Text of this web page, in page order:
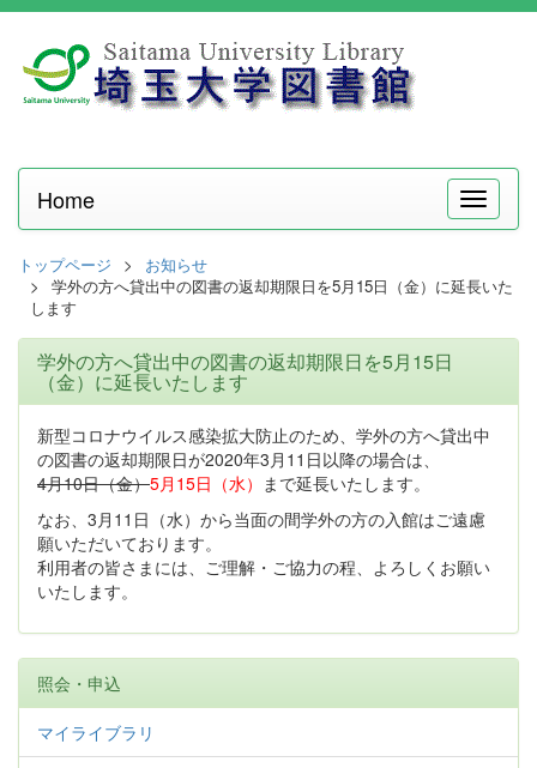
メ
ニ
ー
Home
トップページ
お知らせ
学外の方へ貸出中の図書の返却期限日を5月15日（金）に延長いた
します
学外の方へ貸出中の図書の返却期限日を5月15日
（金）に延長いたします
新型コロナウイルス感染拡大防止のため、学外の方へ貸出中
の図書の返却期限日が2020年3月11日以降の場合は、
4月10日（金）5月15日（水） まで延長いたします。
なお、3月11日（水）から当面の間学外の方の入館はご遠慮
願いただいております。
利用者の皆さまには、ご理解・ご協力の程、よろしくお願い
いたします。
照会・申込
マイライブラリ